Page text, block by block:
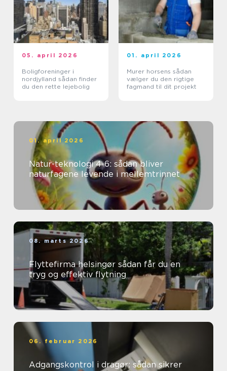
05. april 2026
Boligforeninger i
nordjylland sådan finder
du den rette lejebolig
01. april 2026
Murer horsens sådan
vælger du den rigtige
fagmand til dit projekt
01. april 2026
Natur-teknologi 4-6: sådan bliver
naturfagene levende i mellemtrinnet
08. marts 2026
Flyttefirma helsingør sådan får du en
tryg og effektiv flytning
06. februar 2026
Adgangskontrol i dragør: sådan sikrer